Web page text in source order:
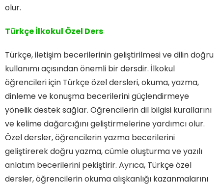
olur.
Türkçe İlkokul Özel Ders
Türkçe, iletişim becerilerinin geliştirilmesi ve dilin doğru
kullanımı açısından önemli bir dersdir. İlkokul
öğrencileri için Türkçe özel dersleri, okuma, yazma,
dinleme ve konuşma becerilerini güçlendirmeye
yönelik destek sağlar. Öğrencilerin dil bilgisi kurallarını
ve kelime dağarcığını geliştirmelerine yardımcı olur.
Özel dersler, öğrencilerin yazma becerilerini
geliştirerek doğru yazma, cümle oluşturma ve yazılı
anlatım becerilerini pekiştirir. Ayrıca, Türkçe özel
dersler, öğrencilerin okuma alışkanlığı kazanmalarını